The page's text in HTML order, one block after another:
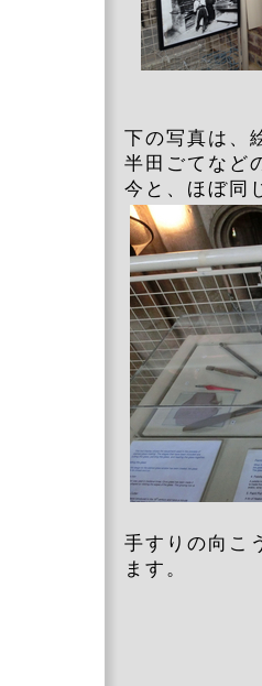
下の写真は、
半田ごてなど
今と、ほぼ同
手すりの向こ
ます。